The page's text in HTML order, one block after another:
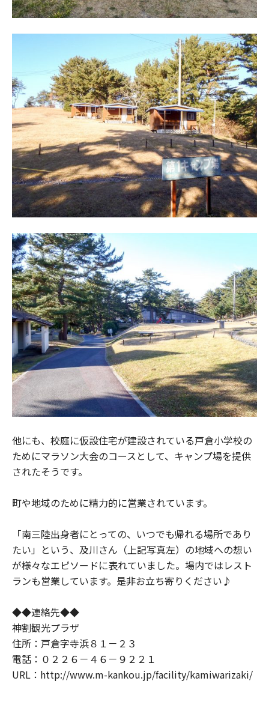
他にも、校庭に仮設住宅が建設されている戸倉小学校の
ためにマラソン大会のコースとして、キャンプ場を提供
されたそうです。
町や地域のために精力的に営業されています。
「南三陸出身者にとっての、いつでも帰れる場所であり
たい」という、及川さん（上記写真左）の地域への想い
が様々なエピソードに表れていました。場内ではレスト
ランも営業しています。是非お立ち寄りください♪
◆◆連絡先◆◆
神割観光プラザ
住所：戸倉字寺浜８１－２３
電話：０２２６－４６－９２２１
URL：http://www.m-kankou.jp/facility/kamiwarizaki/